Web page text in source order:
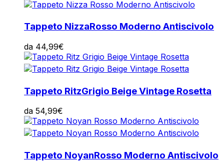
Tappeto NizzaRosso Moderno Antiscivolo
da 44,99€
Tappeto RitzGrigio Beige Vintage Rosetta
da 54,99€
Tappeto NoyanRosso Moderno Antiscivolo